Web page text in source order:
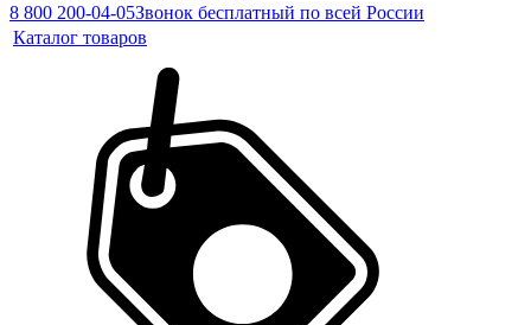
8 800 200-04-05Звонок бесплатный по всей России
Каталог товаров